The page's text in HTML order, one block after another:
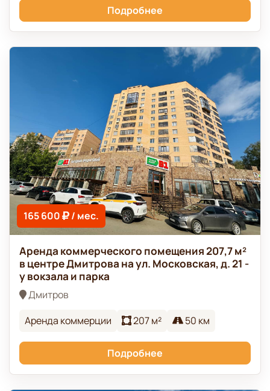
Подробнее
165 600 / мес.
Аренда коммерческого помещения 207,7 м²
в центре Дмитрова на ул. Московская, д. 21 -
у вокзала и парка
Дмитров
Аренда коммерции
207 м² 50 км
Подробнее